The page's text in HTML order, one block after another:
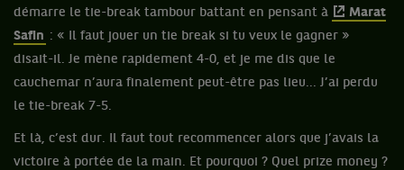
démarre le tie-break tambour battant en pensant à
Marat
Safin : « Il faut jouer un tie break si tu veux le gagner »
disait-il. Je mène rapidement 4-0, et je me dis que le
cauchemar n’aura finalement peut-être pas lieu... J’ai perdu
le tie-break 7-5.
Et là, c’est dur. Il faut tout recommencer alors que j’avais la
victoire à portée de la main. Et pourquoi ? Quel prize money ?